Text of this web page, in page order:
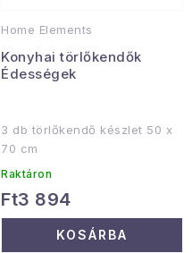
Home Elements
Konyhai törlőkendők
Édességek
3 db törlőkendő készlet 50 x
70 cm
Raktáron
Ft3 894
KOSÁRBA